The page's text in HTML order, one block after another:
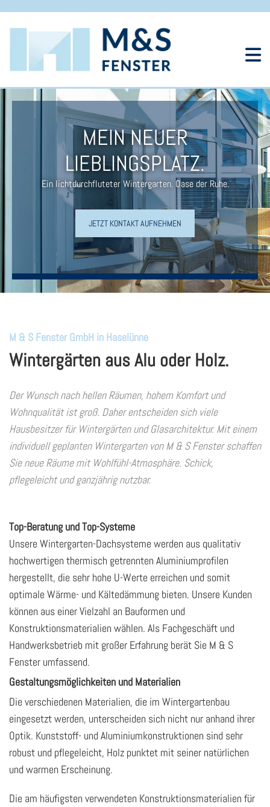
Zum Inhalt springen
MEIN NEUER
LIEBLINGSPLATZ.
Ein lichtdurchfluteter Wintergarten. Oase der Ruhe.
JETZT KONTAKT AUFNEHMEN
M & S Fenster GmbH in Haselünne
Wintergärten aus Alu oder Holz.
Der Wunsch nach hellen Räumen, hohem Komfort und
Wohnqualität ist groß. Daher entscheiden sich viele
Hausbesitzer für Wintergärten und Glasarchitektur. Mit einem
individuell geplanten Wintergarten von M & S Fenster schaffen
Sie neue Räume mit Wohlfühl-Atmosphäre. Schick,
pflegeleicht und ganzjährig nutzbar.
Top-Beratung und Top-Systeme
Unsere Wintergarten-Dachsysteme werden aus qualitativ
hochwertigen thermisch getrennten Aluminiumprofilen
hergestellt, die sehr hohe U-Werte erreichen und somit
optimale Wärme- und Kältedämmung bieten. Unsere Kunden
können aus einer Vielzahl an Bauformen und
Konstruktionsmaterialien wählen. Als Fachgeschäft und
Handwerksbetrieb mit großer Erfahrung berät Sie M & S
Fenster umfassend.
Gestaltungsmöglichkeiten und Materialien
Die verschiedenen Materialien, die im Wintergartenbau
eingesetzt werden, unterscheiden sich nicht nur anhand ihrer
Optik. Kunststoff- und Aluminiumkonstruktionen sind sehr
robust und pflegeleicht, Holz punktet mit seiner natürlichen
und warmen Erscheinung.
Die am häufigsten verwendeten Konstruktionsmaterialien für